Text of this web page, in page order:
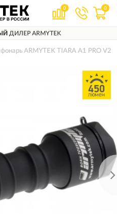
0 0
ARMYTEK TIARA A1 PRO V2